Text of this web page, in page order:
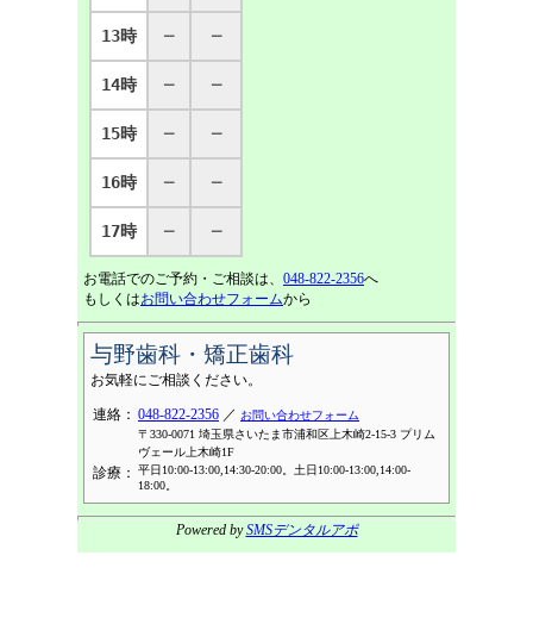
13時 ─ ─
14時 ─ ─
15時 ─ ─
16時 ─ ─
17時 ─ ─
お電話でのご予約・ご相談は、 048-822-2356へ
もしくはお問い合わせフォームから
与野歯科・矯正歯科
お気軽にご相談ください。
連絡： 048-822-2356 ／ お問い合わせフォーム
〒330-0071 埼玉県さいたま市浦和区上木崎2-15-3 プリム
ヴェール上木崎1F
診療：
平日10:00-13:00,14:30-20:00。土日10:00-13:00,14:00-
18:00。
Powered bySMSデンタルアポ